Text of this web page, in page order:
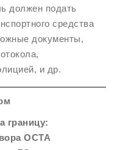
должен подать
средства
документы,
и др.
границу:
OCTA